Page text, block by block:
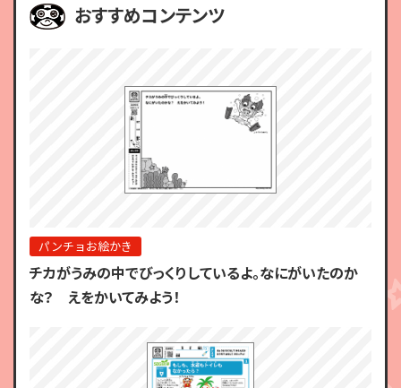
おすすめコンテンツ
パンチョお絵かき
チカがうみの中でびっくりしているよ。なにがいたのか
な？ えをかいてみよう！